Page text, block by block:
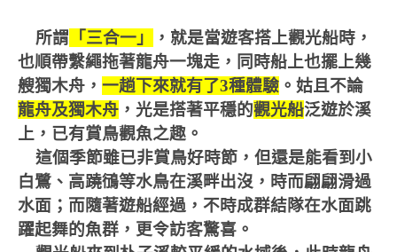
所謂 「三合一」
，就是當遊客搭上觀光船時，
也順帶繫繩拖著龍舟一塊走，同時船上也擺上幾
艘獨木舟， 一趟下來就有了3種體驗 。姑且不論
龍舟及獨木舟 ，光是搭著平穩的觀光船泛遊於溪
上，已有賞鳥觀魚之趣。
這個季節雖已非賞鳥好時節，但還是能看到小
白鷺、高蹺鴴等水鳥在溪畔出沒，時而翩翩滑過
水面；而隨著遊船經過，不時成群結隊在水面跳
躍起舞的魚群，更令訪客驚喜。